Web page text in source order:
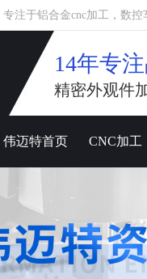
注于铝合金cnc加工，数
14年专
精密外观件
伟迈特首页 CNC加工